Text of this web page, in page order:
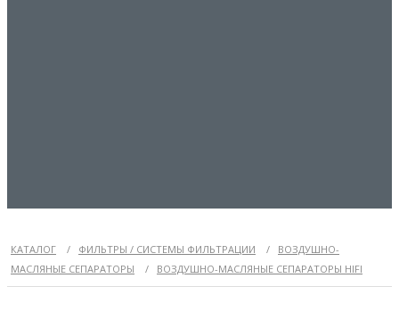
КАТАЛОГ / ФИЛЬТРЫ / СИСТЕМЫ ФИЛЬТРАЦИИ / ВОЗДУШНО-
МАСЛЯНЫЕ СЕПАРАТОРЫ / ВОЗДУШНО-МАСЛЯНЫЕ СЕПАРАТОРЫ HIFI